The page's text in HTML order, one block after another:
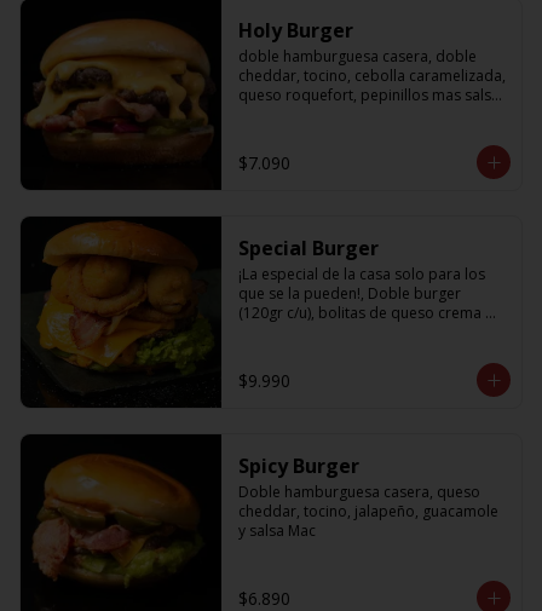
Holy Burger
doble hamburguesa casera, doble
cheddar, tocino, cebolla caramelizada,
queso roquefort, pepinillos mas salsa
$7.090
Special Burger
¡La especial de la casa solo para los
que se la pueden!, Doble burger
(120gr c/u), bolitas de queso crema
holy
$9.990
Spicy Burger
Doble hamburguesa casera, queso
cheddar, tocino, jalapeño, guacamole
y salsa Mac
$6.890